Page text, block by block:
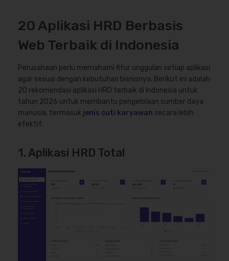
20 Aplikasi HRD Berbasis
Web Terbaik di Indonesia
Perusahaan perlu memahami fitur unggulan setiap aplikasi
agar sesuai dengan kebutuhan bisnisnya. Berikut ini adalah
20 rekomendasi aplikasi HRD terbaik di Indonesia untuk
tahun 2026 untuk membantu pengelolaan sumber daya
manusia, termasuk jenis cuti karyawan secara lebih
efektif:
1. Aplikasi HRD Total